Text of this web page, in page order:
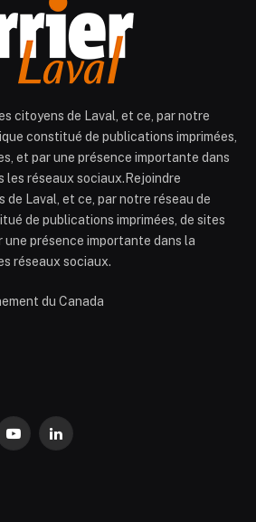
citoyens de Laval, et ce, par notre
constitué de publications imprimées,
et par une présence importante dans
les réseaux sociaux.Rejoindre
de Laval, et ce, par notre réseau de
de publications imprimées, de sites
une présence importante dans la
réseaux sociaux.
du Canada
YouTubeLinkedIn